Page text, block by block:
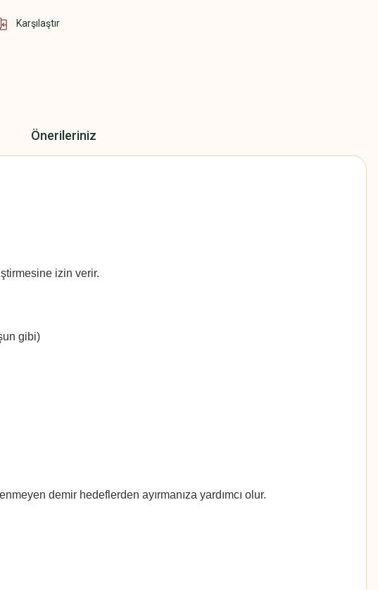
Karşılaştır
Önerileriniz
izin verir.
gibi)
demir hedeflerden ayırmanıza yardımcı olur.